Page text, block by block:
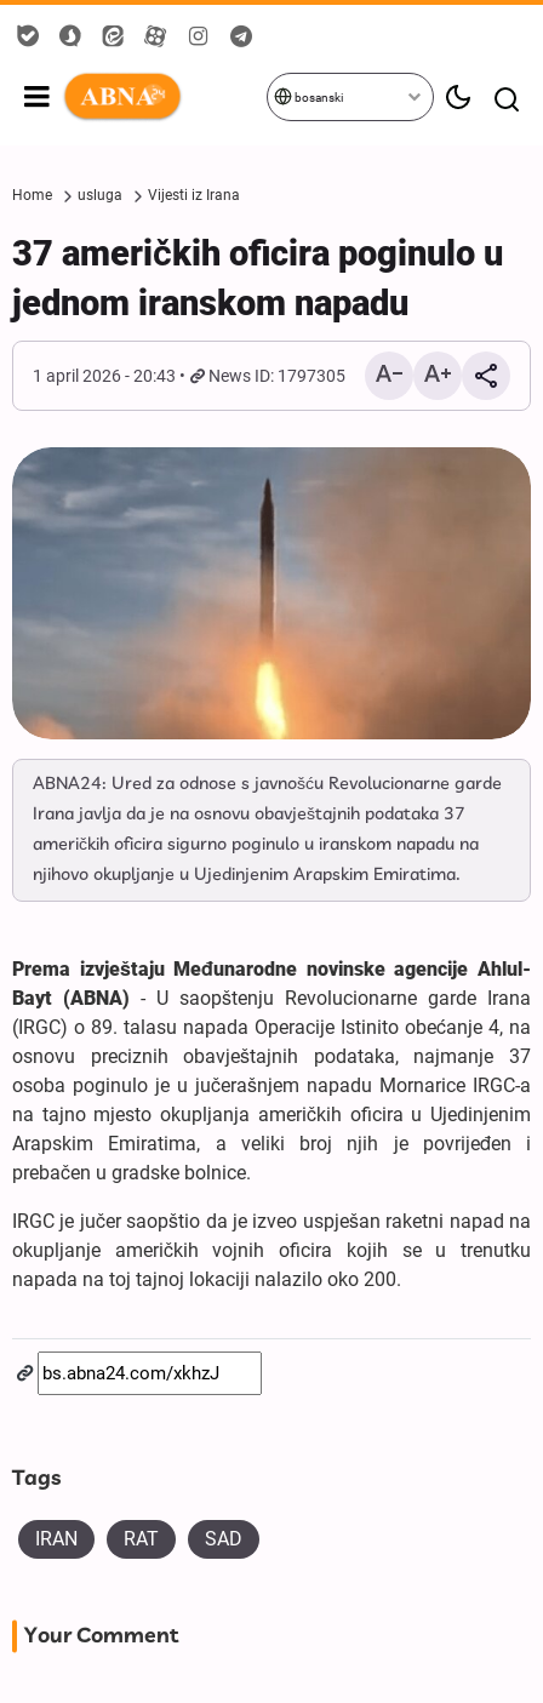
bosanski
Home usluga Vijesti iz Irana
37 američkih oficira poginulo u
jednom iranskom napadu
1 april 2026 - 20:43 News ID: 1797305
ABNA24: Ured za odnose s javnošću Revolucionarne garde
Irana javlja da je na osnovu obavještajnih podataka 37
američkih oficira sigurno poginulo u iranskom napadu na
njihovo okupljanje u Ujedinjenim Arapskim Emiratima.
Prema izvještaju Međunarodne novinske agencije Ahlul-
Bayt (ABNA) - U saopštenju Revolucionarne garde Irana
(IRGC) o 89. talasu napada Operacije Istinito obećanje 4, na
osnovu preciznih obavještajnih podataka, najmanje 37
osoba poginulo je u jučerašnjem napadu Mornarice IRGC-a
na tajno mjesto okupljanja američkih oficira u Ujedinjenim
Arapskim Emiratima, a veliki broj njih je povrijeđen i
prebačen u gradske bolnice.
IRGC je jučer saopštio da je izveo uspješan raketni napad na
okupljanje američkih vojnih oficira kojih se u trenutku
napada na toj tajnoj lokaciji nalazilo oko 200.
Tags
IRAN RAT SAD
Your Comment